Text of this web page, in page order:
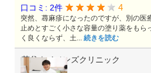
口コミ: 2件 4
突然、蕁麻疹になったのですが、別の医
止めとすごく小さな容量の塗り薬をもら
く良くならず、土... 続きを読む
菅谷ウイメンズクリニック
産婦人科